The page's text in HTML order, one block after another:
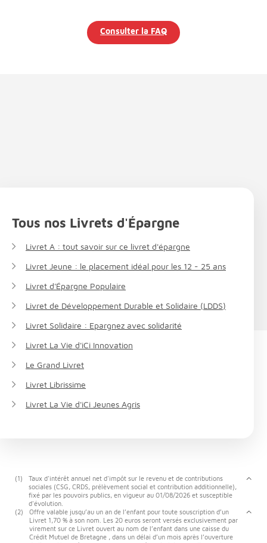
Consulter la FAQ
Tous nos Livrets d'Épargne
Livret A : tout savoir sur ce livret d'épargne
Livret Jeune : le placement idéal pour les 12 - 25 ans
Livret d'Épargne Populaire
Livret de Développement Durable et Solidaire (LDDS)
Livret Solidaire : Epargnez avec solidarité
Livret La Vie d'iCi Innovation
Le Grand Livret
Livret Librissime
Livret La Vie d'iCi Jeunes Agris
(1)
Taux d'intérêt annuel net d'impôt sur le revenu et de contributions
sociales (CSG, CRDS, prélèvement social et contribution additionnelle),
fixé par les pouvoirs publics, en vigueur au 01/08/2026 et susceptible
d'évolution.
(2)
Offre valable jusqu’au un an de l’enfant pour toute souscription d’un
Livret 1,70 % à son nom. Les 20 euros seront versés exclusivement par
virement sur ce Livret ouvert au nom de l’enfant dans une caisse du
Crédit Mutuel de Bretagne , dans un délai d’un mois après l’ouverture